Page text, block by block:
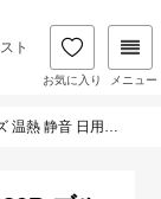
ト
お気に入り メニュー
クス ダブルフィットプロ